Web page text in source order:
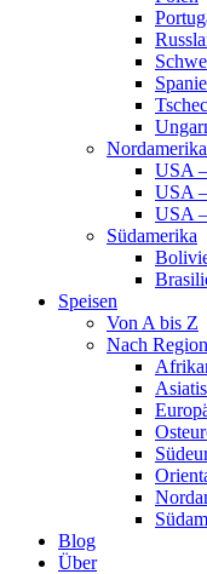
Nordamerika
USA
USA
USA
Südamerika
Speisen
Von A bis Z
Nach
Blog
Über